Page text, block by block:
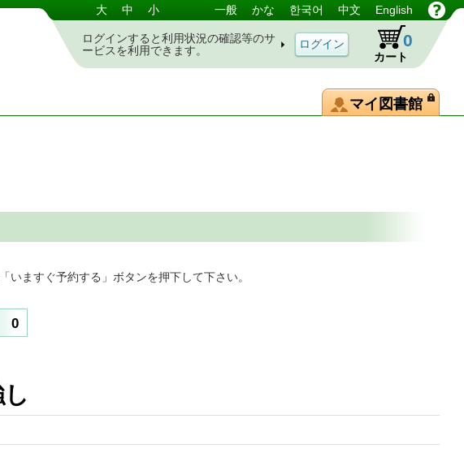
大 中 小 一般 かな 한국어 中文 English
ログインすると利用状況の確認等のサ
ービスを利用できます。
カート
0
マイ図書館
ますぐ予約する」ボタンを押下して下さい。
0
し